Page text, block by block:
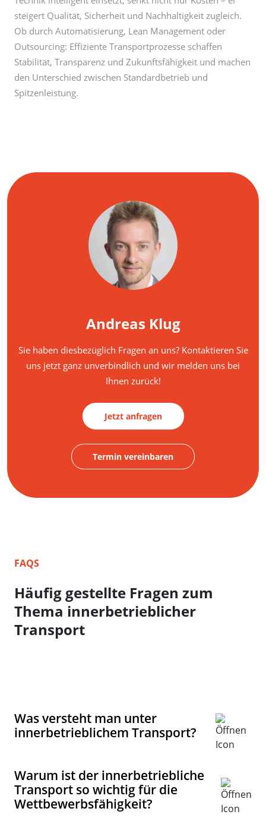
Stabilität, Transparenz und Zukunftsfähigkeit und machen
den Unterschied zwischen Standardbetrieb und
Spitzenleistung.
Andreas Klug
uns jetzt ganz unverbindlich und wir melden uns bei
Jetzt anfragen
Termin vereinbaren
Thema innerbetrieblicher
Transport
Warum ist der innerbetriebliche
Transport so wichtig für die
Wie groß ist das
Einsparpotenzial durch